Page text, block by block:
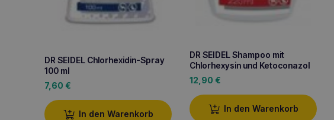
DR SEIDEL Chlorhexidin-Spray
100 ml
7,60 €
In den Warenkorb
DR SEIDEL Shampoo mit
Chlorhexysin und Ketoconazol
12,90 €
In den Warenkorb